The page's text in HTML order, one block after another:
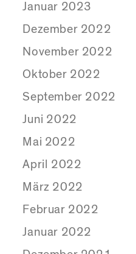
Januar 2023
Dezember 2022
November 2022
Oktober 2022
September 2022
Juni 2022
Mai 2022
April 2022
März 2022
Februar 2022
Januar 2022